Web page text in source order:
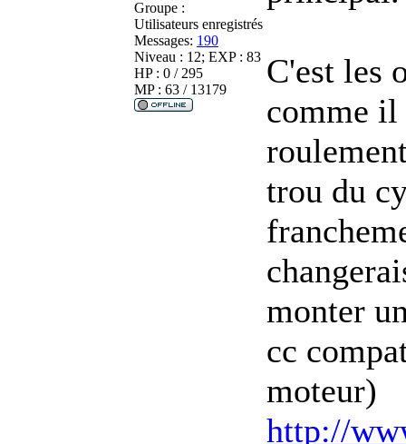
Groupe :
Utilisateurs enregistrés
Messages: 190
Niveau : 12; EXP : 83
HP : 0 / 295
MP : 63 / 13179
C'est les
comme il
trou du
monter
cc
moteur)
http://